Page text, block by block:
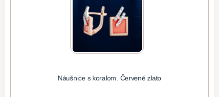
Náušnice s koralom. Červené zlato